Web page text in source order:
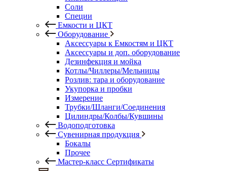
Соли
Специи
Емкости и ЦКТ
Оборудование
Аксессуары к Емкостям и ЦКТ
Аксессуары и доп. оборудование
Дезинфекция и мойка
Котлы/Чиллеры/Мельницы
Розлив: тара и оборудование
Укупорка и пробки
Измерение
Трубки/Шланги/Соединения
Цилиндры/Колбы/Кувшины
Водоподготовка
Сувенирная продукция
Бокалы
Прочее
Мастер-класс Сертификаты